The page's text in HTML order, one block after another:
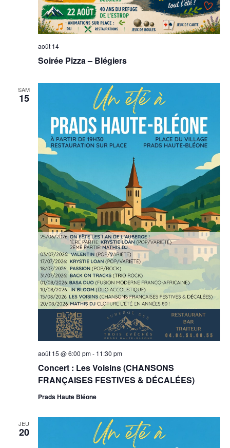
Soirée Pizza – Blégiers
août 14
SAM
15
Concert : Les Voisins (CHANSONS
FRANÇAISES FESTIVES & DÉCALÉES)
août 15 @ 6:00 pm- 11:30 pm
Prads Haute Bléone
JEU
20